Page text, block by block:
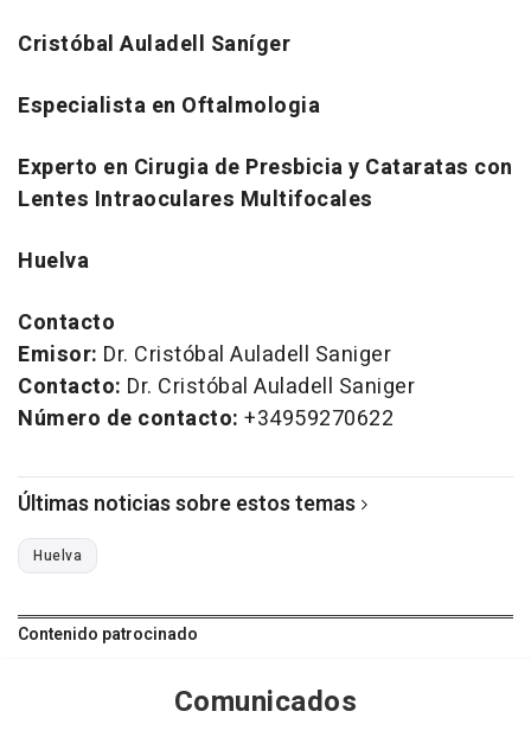
Cristóbal Auladell Saníger
Especialista en Oftalmologia
Experto en Cirugia de Presbicia y Cataratas con
Lentes Intraoculares Multifocales
Huelva
Contacto
Emisor: Dr. Cristóbal Auladell Saniger
Contacto: Dr. Cristóbal Auladell Saniger
Número de contacto: +34959270622
Últimas noticias sobre estos temas
Huelva
Contenido patrocinado
Comunicados